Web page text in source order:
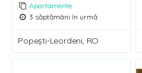
Apartamente
3 săptămâni în urmă
Popeşti-Leordeni, RO